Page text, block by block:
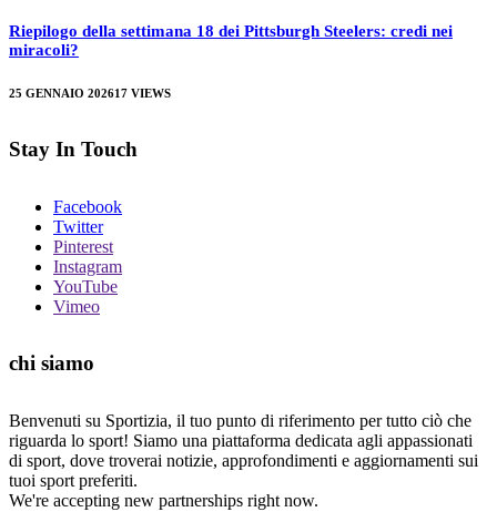
Riepilogo della settimana 18 dei Pittsburgh Steelers: credi nei
miracoli?
25 GENNAIO 202617 VIEWS
Stay In Touch
Facebook
Twitter
Pinterest
Instagram
YouTube
Vimeo
chi siamo
Benvenuti su Sportizia, il tuo punto di riferimento per tutto ciò che
riguarda lo sport! Siamo una piattaforma dedicata agli appassionati
di sport, dove troverai notizie, approfondimenti e aggiornamenti sui
tuoi sport preferiti.
We're accepting new partnerships right now.